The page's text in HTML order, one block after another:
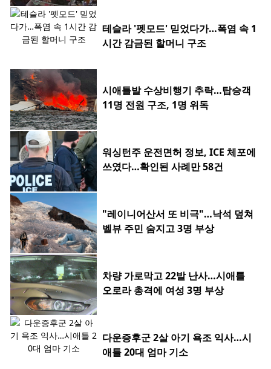
테슬라 '펫모드' 믿었다가…폭염 속 1
시간 감금된 할머니 구조
시애틀발 수상비행기 추락…탑승객
11명 전원 구조, 1명 위독
워싱턴주 운전면허 정보, ICE 체포에
쓰였다…확인된 사례만 58건
"레이니어산서 또 비극"…낙석 덮쳐
벨뷰 주민 숨지고 3명 부상
차량 가로막고 22발 난사…시애틀
오로라 총격에 여성 3명 부상
다운증후군 2살 아기 욕조 익사…시
애틀 20대 엄마 기소